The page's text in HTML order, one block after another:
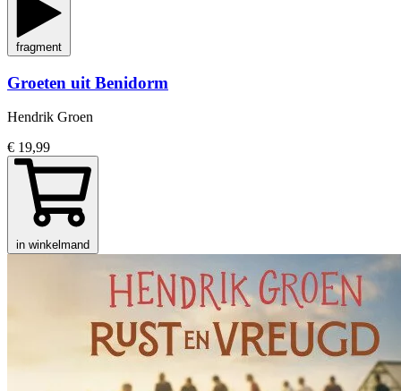
fragment
Groeten uit Benidorm
Hendrik Groen
€ 19,99
in winkelmand